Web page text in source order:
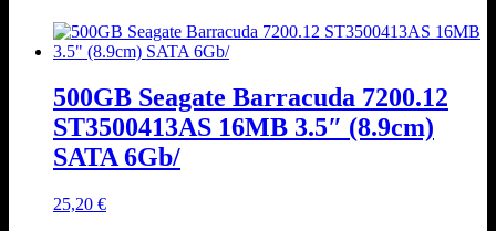
500GB Seagate Barracuda 7200.12
ST3500413AS 16MB 3.5″ (8.9cm)
SATA 6Gb/
25,20 €